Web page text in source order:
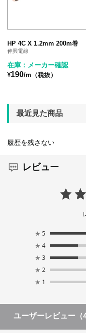
HP 4C X 1.2mm 200m巻
伸興電線
在庫：メーカー確認
¥190/m（税抜）
最近見た商品
履歴を残さない
レビュー
★ 5
★ 4
★ 3
★ 2
★ 1
ユーザーレビュー （